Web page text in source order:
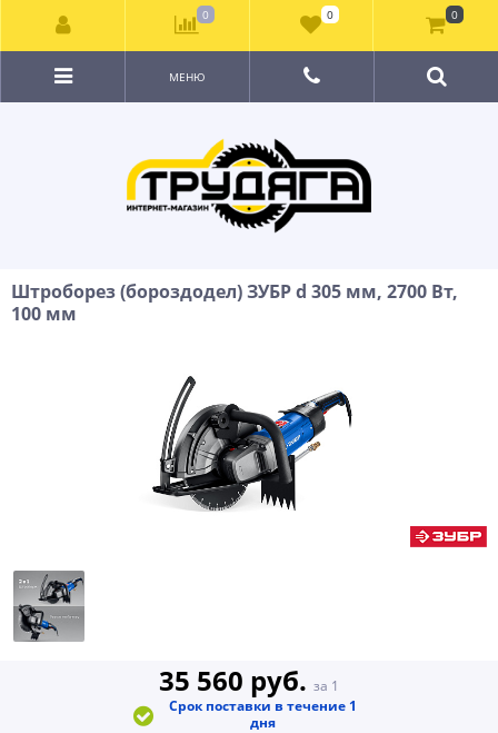
МЕНЮ
Штроборез (бороздодел) ЗУБР d 305 мм, 2700 Вт,
100 мм
35 560 руб. за 1
Срок поставки в течение 1
дня
0 0 0